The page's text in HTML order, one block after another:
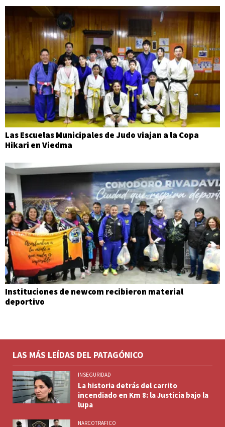
Las Escuelas Municipales de Judo viajan a la Copa
Hikari en Viedma
Instituciones de newcom recibieron material
deportivo
LAS MÁS LEÍDAS DEL PATAGÓNICO
INSEGURIDAD
La historia detrás del carrito
incendiado en Km 8: la Justicia bajo la
lupa
NARCOTRAFICO